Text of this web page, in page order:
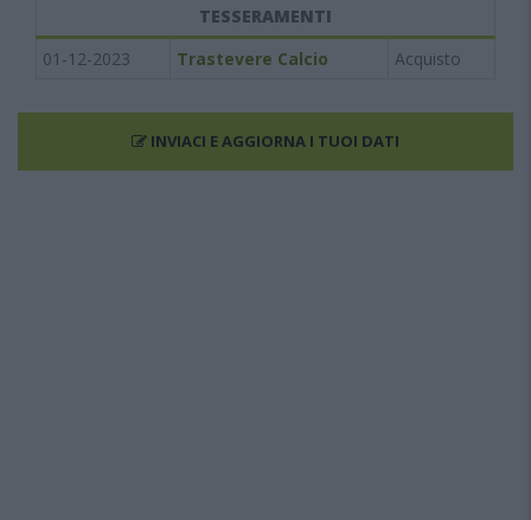
TESSERAMENTI
01-12-2023
Trastevere Calcio Acquisto
INVIACI E AGGIORNA I TUOI DATI